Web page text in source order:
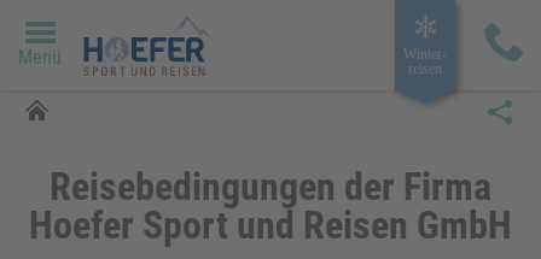
Menü
Winter­
reisen
Reisebedingungen der Firma
Hoefer Sport und Reisen GmbH